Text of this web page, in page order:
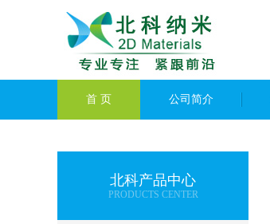
首 页 公司简介
北科产品中心
PRODUCTS CENTER